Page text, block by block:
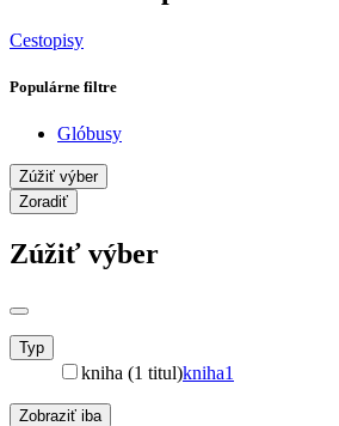
Cestopisy
Populárne filtre
Glóbusy
Zúžiť výber
Zoradiť
Zúžiť výber
Typ
kniha (1 titul)kniha1
Zobraziť iba